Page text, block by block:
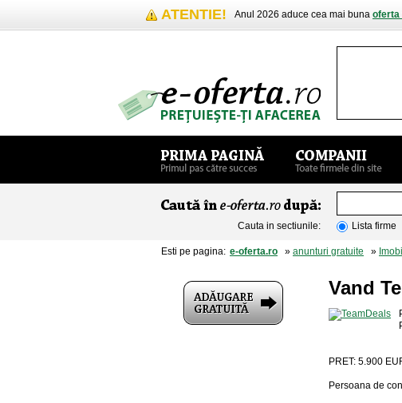
ATENTIE! Anul 2026 aduce cea mai buna oferta
Cauta in sectiunile: Lista firme
Esti pe pagina: e-oferta.ro » anunturi gratuite »
Vand
PRET: 5.900
Persoana de